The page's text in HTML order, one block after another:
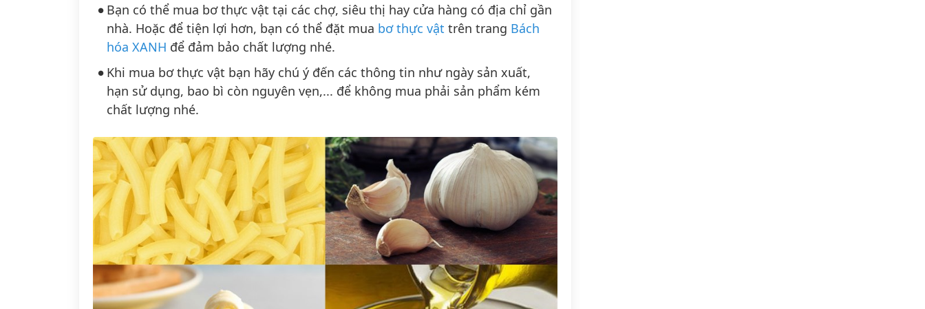
Bạn có thể mua bơ thực vật tại các chợ, siêu thị hay cửa hàng có địa chỉ gần
nhà. Hoặc để tiện lợi hơn, bạn có thể đặt mua bơ thực vật trên trang Bách
hóa XANH để đảm bảo chất lượng nhé.
Khi mua bơ thực vật bạn hãy chú ý đến các thông tin như ngày sản xuất,
hạn sử dụng, bao bì còn nguyên vẹn,... để không mua phải sản phẩm kém
chất lượng nhé.